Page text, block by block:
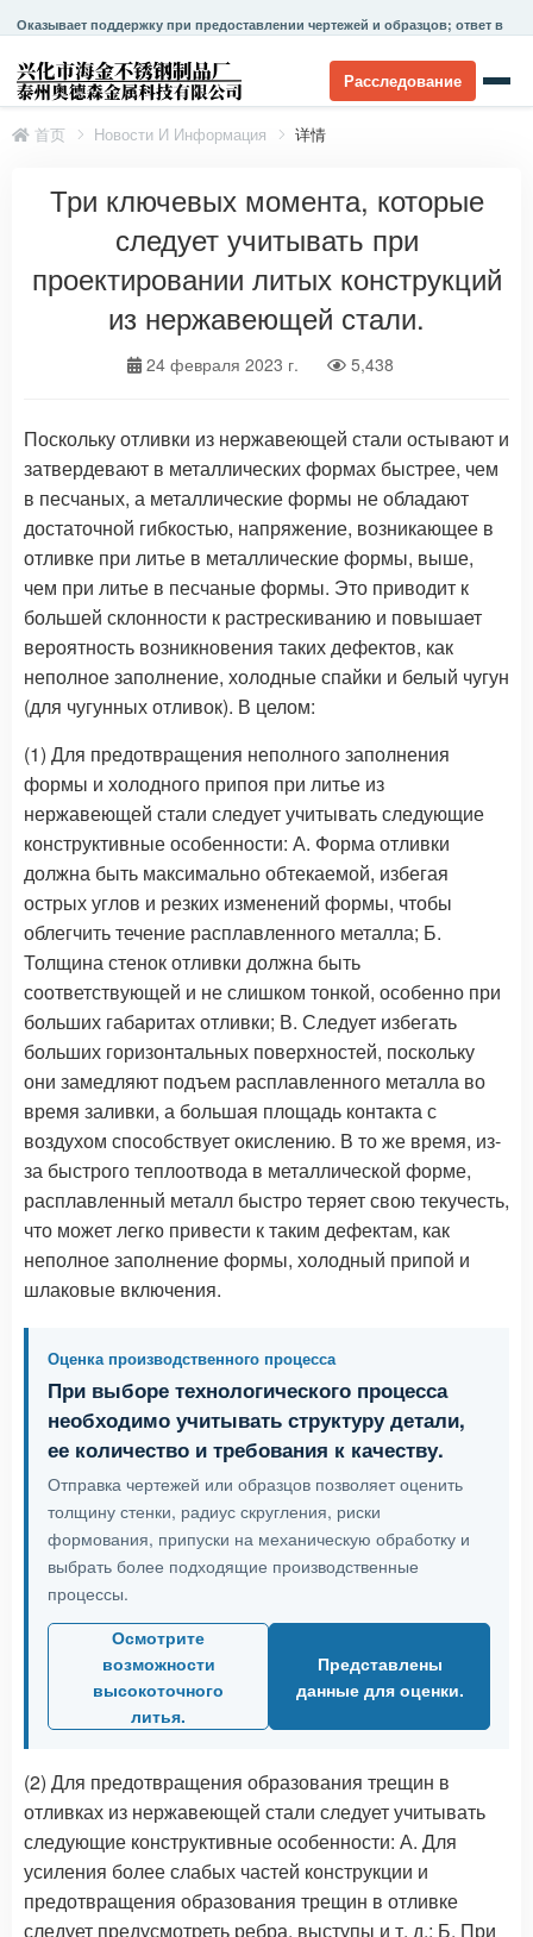
Оказывает поддержку при предоставлении чертежей и образцов; ответ в
Расследование
首页 Новости И Информация 详情
Три ключевых момента, которые
следует учитывать при
проектировании литых конструкций
из нержавеющей стали.
24 февраля 2023 г. 5,438
Поскольку отливки из нержавеющей стали остывают и
затвердевают в металлических формах быстрее, чем
в песчаных, а металлические формы не обладают
достаточной гибкостью, напряжение, возникающее в
отливке при литье в металлические формы, выше,
чем при литье в песчаные формы. Это приводит к
большей склонности к растрескиванию и повышает
вероятность возникновения таких дефектов, как
неполное заполнение, холодные спайки и белый чугун
(для чугунных отливок). В целом:
(1) Для предотвращения неполного заполнения
формы и холодного припоя при литье из
нержавеющей стали следует учитывать следующие
конструктивные особенности: А. Форма отливки
должна быть максимально обтекаемой, избегая
острых углов и резких изменений формы, чтобы
облегчить течение расплавленного металла; Б.
Толщина стенок отливки должна быть
соответствующей и не слишком тонкой, особенно при
больших габаритах отливки; В. Следует избегать
больших горизонтальных поверхностей, поскольку
они замедляют подъем расплавленного металла во
время заливки, а большая площадь контакта с
воздухом способствует окислению. В то же время, из-
за быстрого теплоотвода в металлической форме,
расплавленный металл быстро теряет свою текучесть,
что может легко привести к таким дефектам, как
неполное заполнение формы, холодный припой и
шлаковые включения.
Оценка производственного процесса
При выборе технологического процесса
необходимо учитывать структуру детали,
ее количество и требования к качеству.
Отправка чертежей или образцов позволяет оценить
толщину стенки, радиус скругления, риски
формования, припуски на механическую обработку и
выбрать более подходящие производственные
процессы.
Осмотрите
возможности
высокоточного
литья.
Представлены
данные для оценки.
(2) Для предотвращения образования трещин в
отливках из нержавеющей стали следует учитывать
следующие конструктивные особенности: А. Для
усиления более слабых частей конструкции и
предотвращения образования трещин в отливке
следует предусмотреть ребра, выступы и т. д.; Б. При